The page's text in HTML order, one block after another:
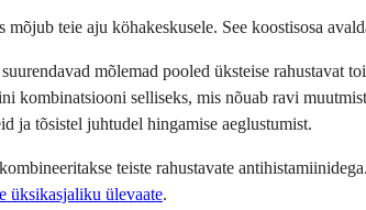
teie aju köhakeskusele. See koostisosa
mõlemad pooled üksteise
kombinatsiooni selliseks, mis nõuab ravi
ja tõsistel juhtudel hingamise aeglustumist.
teiste rahustavate
üksikasjaliku ülevaate.